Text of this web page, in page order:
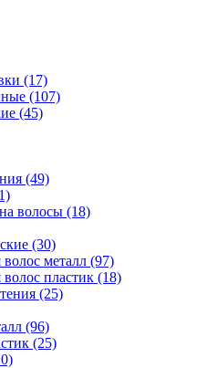
(17)
(107)
(45)
(49)
волосы (18)
(30)
металл (97)
пластик (18)
(25)
(96)
(25)